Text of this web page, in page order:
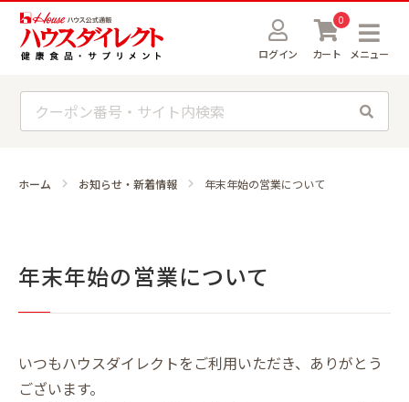
ログイン
0
カート メニュー
ホーム お知らせ・新着情報 年末年始の営業について
年末年始の営業について
いつもハウスダイレクトをご利用いただき、ありがとう
ございます。